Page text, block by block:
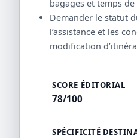
bagages et temps
Demander le statut
l’assistance et les
modification
SCORE ÉDITORIAL
78/100
SPÉCIFICITÉ